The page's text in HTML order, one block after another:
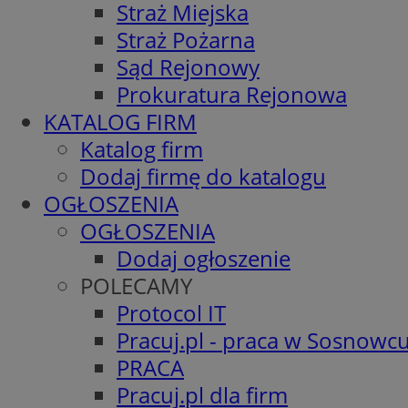
Straż Miejska
Straż Pożarna
Sąd Rejonowy
Prokuratura Rejonowa
KATALOG FIRM
Katalog firm
Dodaj firmę do katalogu
OGŁOSZENIA
OGŁOSZENIA
Dodaj ogłoszenie
POLECAMY
Protocol IT
Pracuj.pl - praca w
PRACA
Pracuj.pl dla firm